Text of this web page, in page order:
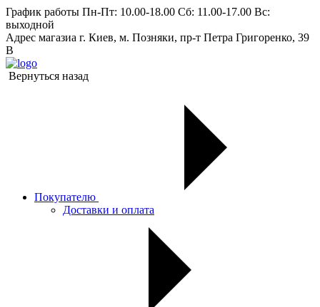
График работы Пн-Пт: 10.00-18.00 Сб: 11.00-17.00 Вс:
выходной
Адрес магазиа г. Киев, м. Позняки, пр-т Петра Григоренко, 39
В
Вернуться назад
Покупателю
Доставки и оплата